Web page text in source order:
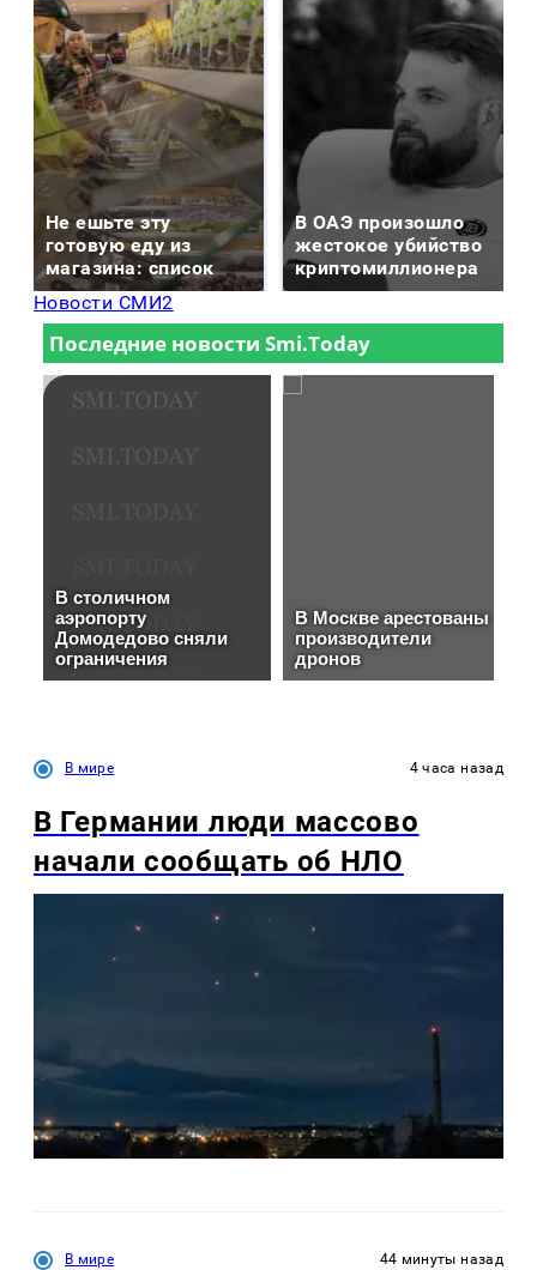
Не ешьте эту
готовую еду из
магазина: список
В ОАЭ произошло
жестокое убийство
криптомиллионера
Новости СМИ2
В мире 4 часа назад
В Германии люди массово
начали сообщать об НЛО
В мире 44 минуты назад